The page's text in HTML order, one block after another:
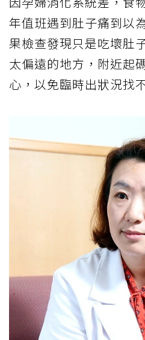
年值班遇到肚子痛到以
果檢查發現只是吃壞肚
太偏遠的地方，附近起
心，以免臨時出狀況找